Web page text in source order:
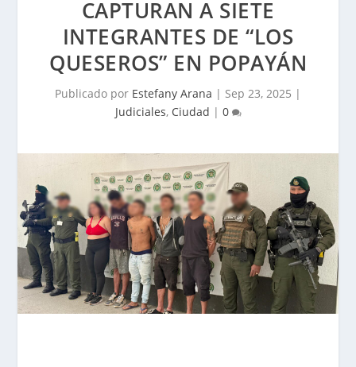
CAPTURAN A SIETE
INTEGRANTES DE “LOS
QUESEROS” EN POPAYÁN
Publicado por Estefany Arana | Sep 23, 2025 |
Judiciales, Ciudad | 0